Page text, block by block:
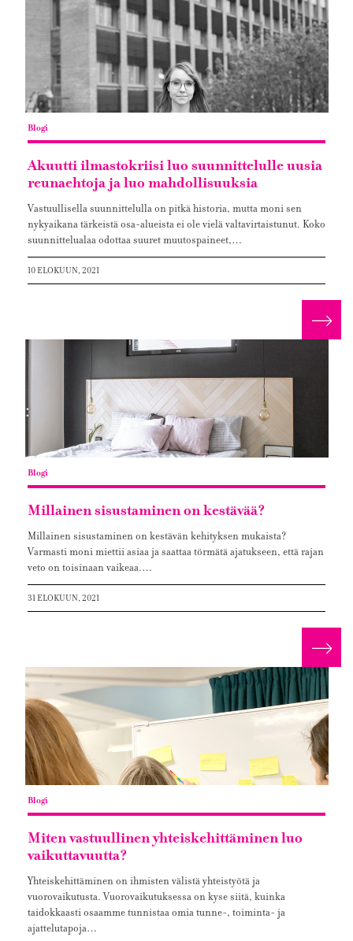
Blogi
Akuutti ilmastokriisi luo suunnittelulle uusia
reunaehtoja ja luo mahdollisuuksia
Vastuullisella suunnittelulla on pitkä historia, mutta moni sen
nykyaikana tärkeistä osa-alueista ei ole vielä valtavirtaistunut. Koko
suunnittelualaa odottaa suuret muutospaineet,…
10 ELOKUUN, 2021
Lue
Blogi
Millainen sisustaminen on kestävää?
Millainen sisustaminen on kestävän kehityksen mukaista?
Varmasti moni miettii asiaa ja saattaa törmätä ajatukseen, että rajan
veto on toisinaan vaikeaa.…
31 ELOKUUN, 2021
Lue
Blogi
Miten vastuullinen yhteiskehittäminen luo
vaikuttavuutta?
Yhteiskehittäminen on ihmisten välistä yhteistyötä ja
vuorovaikutusta. Vuorovaikutuksessa on kyse siitä, kuinka
taidokkaasti osaamme tunnistaa omia tunne-, toiminta- ja
ajattelutapoja…